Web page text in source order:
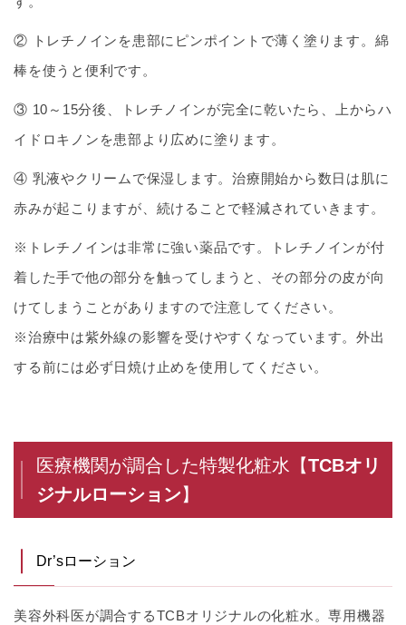
② トレチノインを患部にピンポイントで薄く塗ります。綿
棒を使うと便利です。
③ 10～15分後、トレチノインが完全に乾いたら、上からハ
イドロキノンを患部より広めに塗ります。
④ 乳液やクリームで保湿します。治療開始から数日は肌に
赤みが起こりますが、続けることで軽減されていきます。
※トレチノインは非常に強い薬品です。トレチノインが付
着した手で他の部分を触ってしまうと、その部分の皮が向
けてしまうことがありますので注意してください。
※治療中は紫外線の影響を受けやすくなっています。外出
する前には必ず日焼け止めを使用してください。
医療機関が調合した特製化粧水【TCBオリ
ジナルローション】
Dr’sローション
美容外科医が調合するTCBオリジナルの化粧水。専用機器